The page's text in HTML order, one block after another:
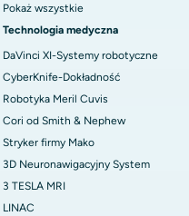
Pokaż wszystkie
Technologia medyczna
DaVinci XI-Systemy robotyczne
CyberKnife-Dokładność
Robotyka Meril Cuvis
Cori od Smith & Nephew
Stryker firmy Mako
3D Neuronawigacyjny System
3 TESLA MRI
LINAC